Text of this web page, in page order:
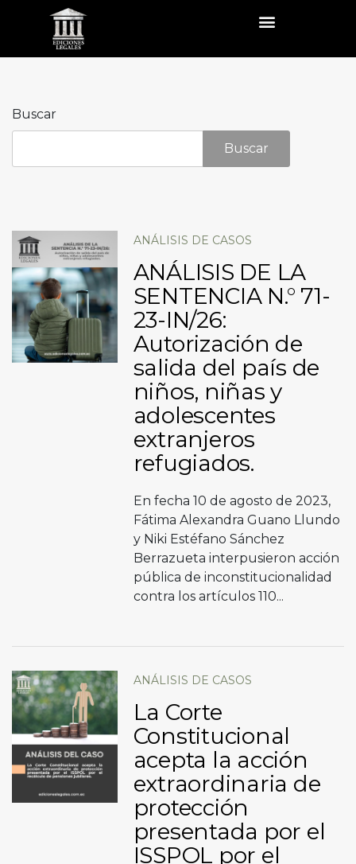
Buscar
Buscar
ANÁLISIS DE CASOS
ANÁLISIS DE LA
SENTENCIA N.° 71-
23-IN/26:
Autorización de
salida del país de
niños, niñas y
adolescentes
extranjeros
refugiados.
En fecha 10 de agosto de 2023,
Fátima Alexandra Guano Llundo
y Niki Estéfano Sánchez
Berrazueta interpusieron acción
pública de inconstitucionalidad
contra los artículos 110...
ANÁLISIS DE CASOS
La Corte
Constitucional
acepta la acción
extraordinaria de
protección
presentada por el
ISSPOL por el